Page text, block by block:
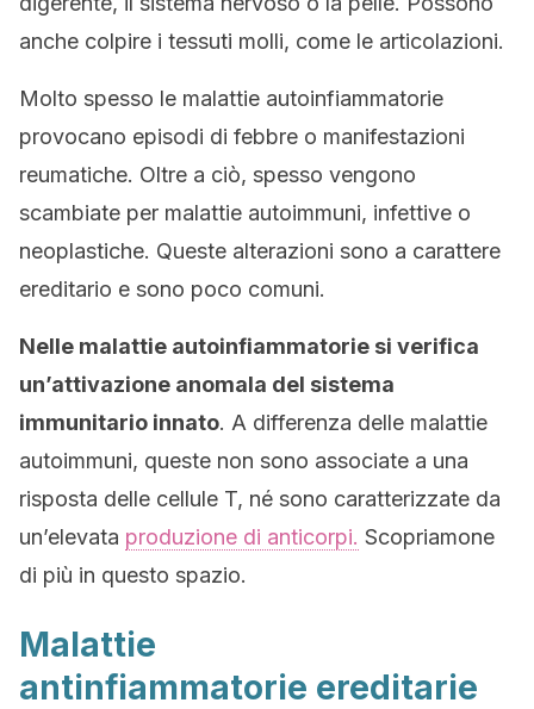
anche colpire i tessuti molli, come le articolazioni.
Molto spesso le malattie autoinfiammatorie
provocano episodi di febbre o manifestazioni
reumatiche. Oltre a ciò, spesso vengono
scambiate per malattie autoimmuni, infettive o
neoplastiche. Queste alterazioni sono a carattere
ereditario e sono poco comuni.
Nelle malattie autoinfiammatorie si verifica
un’attivazione anomala del sistema
immunitario innato. A differenza delle malattie
autoimmuni, queste non sono associate a una
risposta delle cellule T, né sono caratterizzate da
un’elevata produzione di anticorpi. Scopriamone
di più in questo spazio.
Malattie
antinfiammatorie ereditarie